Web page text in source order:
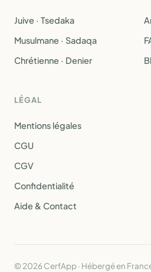
Juive · Tsedaka
Musulmane · Sadaqa
Chrétienne · Denier
LÉGAL
Mentions légales
CGU
CGV
Confidentialité
Aide & Contact
© 2026 CerfApp · Hébergé en